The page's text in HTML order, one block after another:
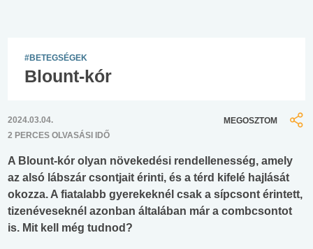
#BETEGSÉGEK
Blount-kór
2024.03.04.
2 PERCES OLVASÁSI IDŐ
MEGOSZTOM
A Blount-kór olyan növekedési rendellenesség, amely
az alsó lábszár csontjait érinti, és a térd kifelé hajlását
okozza. A fiatalabb gyerekeknél csak a sípcsont érintett,
tizenéveseknél azonban általában már a combcsontot
is. Mit kell még tudnod?